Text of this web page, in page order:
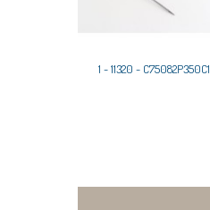
1 - 11320 - C75082P350C1